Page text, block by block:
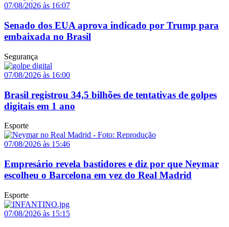
07/08/2026 às 16:07
Senado dos EUA aprova indicado por Trump para
embaixada no Brasil
Segurança
07/08/2026 às 16:00
Brasil registrou 34,5 bilhões de tentativas de golpes
digitais em 1 ano
Esporte
07/08/2026 às 15:46
Empresário revela bastidores e diz por que Neymar
escolheu o Barcelona em vez do Real Madrid
Esporte
07/08/2026 às 15:15